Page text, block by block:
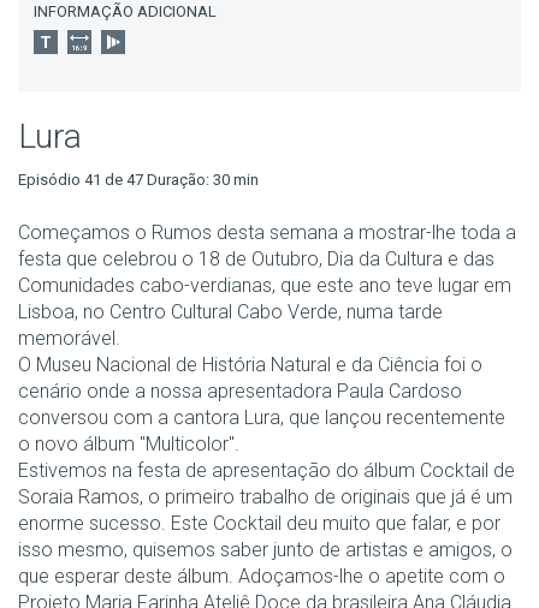
INFORMAÇÃO ADICIONAL
Lura
Episódio 41 de 47 Duração: 30 min
Começamos o Rumos desta semana a mostrar-lhe toda a
festa que celebrou o 18 de Outubro, Dia da Cultura e das
Comunidades cabo-verdianas, que este ano teve lugar em
Lisboa, no Centro Cultural Cabo Verde, numa tarde
memorável.
O Museu Nacional de História Natural e da Ciência foi o
cenário onde a nossa apresentadora Paula Cardoso
conversou com a cantora Lura, que lançou recentemente
o novo álbum "Multicolor".
Estivemos na festa de apresentação do álbum Cocktail de
Soraia Ramos, o primeiro trabalho de originais que já é um
enorme sucesso. Este Cocktail deu muito que falar, e por
isso mesmo, quisemos saber junto de artistas e amigos, o
que esperar deste álbum. Adoçamos-lhe o apetite com o
Projeto Maria Farinha Ateliê Doce da brasileira Ana Cláudia